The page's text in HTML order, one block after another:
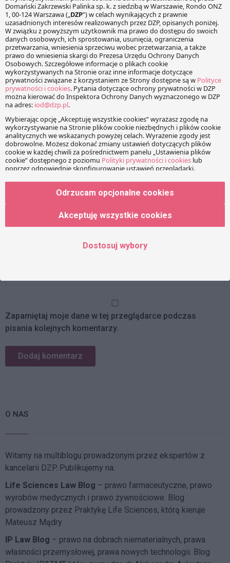
Twój adres e-mail nie zostanie opublikowany. Wymagane
pola są oznaczone*
Wiadomość
Imię
Adres e-mail
Zapamiętaj moje dane w tej przeglądarce podczas
pisania kolejnych komentarzy.
O NAS
Witamy na multiblogu prowadzonym przez ekspertów z
kancelarii DZP. Publikujemy na:
Life Sciences Law Blog – prawo farmaceutyczne, prawo
wyrobów medycznych i prawo żywnościowe. Blog
prowadzony przez Praktykę Life Sciences, którą kieruje
Mateusz Mądry
IP Law Blog – prawo na dobrach niematerialnych, prawa
własności przemysłowej, prawa nowych technologii. Blog
Odrzucam opcjonalne cookies
Akceptuję wszystkie cookies
Dostosuj wybory